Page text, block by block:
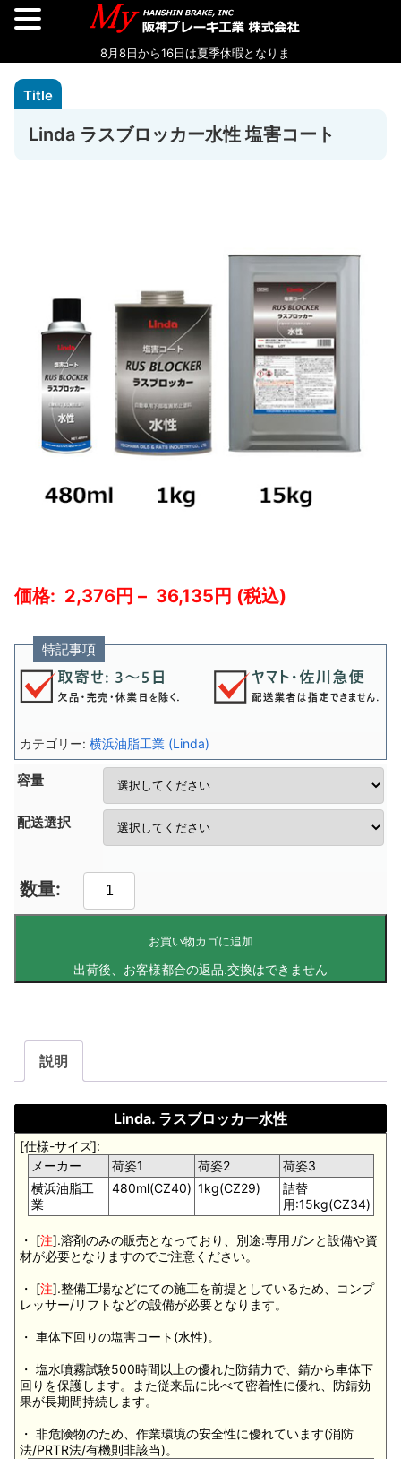
Linda ラスブロッカー水性 塩害コート
2,376 – 36,135
特記事項
容量
配送選択
お買い物カゴに追加
カテゴリー: 横浜油脂工業 (Linda)
説明
Linda. ラスブロッカー水性
[仕様-サイズ]:
メーカー
荷姿1 荷姿2
荷姿3
横浜油脂工
業
480ml(CZ40) 1kg(CZ29)
詰替
用:15kg(CZ34)
・ [注].溶剤のみの販売となっており、別途:専用ガンと設備や資
材が必要となりますのでご注意ください。
・ [注].整備工場などにての施工を前提としているため、コンプ
レッサー/リフトなどの設備が必要となります。
・ 車体下回りの塩害コート(水性)。
・ 塩水噴霧試験500時間以上の優れた防錆力で、錆から車体下
回りを保護します。また従来品に比べて密着性に優れ、防錆効
果が長期間持続します。
・ 非危険物のため、作業環境の安全性に優れています(消防
法/PRTR法/有機則非該当)。